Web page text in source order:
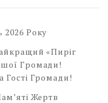
Року
«Пиріг
Громади!
Гості Громади!
Жертв